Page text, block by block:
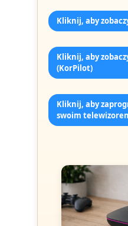
Kliknij, aby
Kliknij, aby
(KorPilot)
Kliknij, aby
swoim